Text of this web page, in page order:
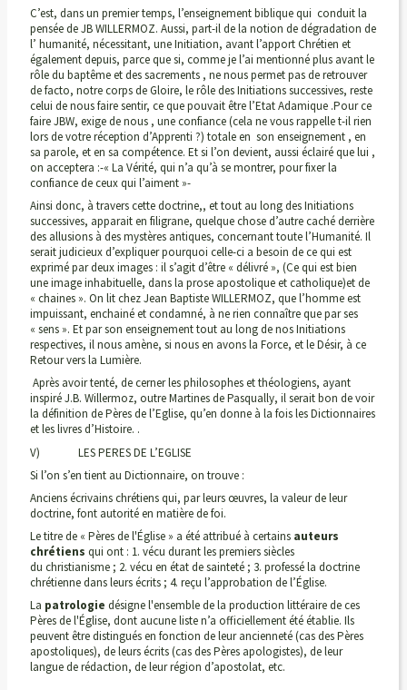
C’est, dans un premier temps, l’enseignement biblique qui conduit la
pensée de JB WILLERMOZ. Aussi, part-il de la notion de dégradation de
l’ humanité, nécessitant, une Initiation, avant l’apport Chrétien et
également depuis, parce que si, comme je l’ai mentionné plus avant le
rôle du baptême et des sacrements , ne nous permet pas de retrouver
de facto, notre corps de Gloire, le rôle des Initiations successives, reste
celui de nous faire sentir, ce que pouvait être l’Etat Adamique .Pour ce
faire JBW, exige de nous , une confiance (cela ne vous rappelle t-il rien
lors de votre réception d’Apprenti ?) totale en son enseignement , en
sa parole, et en sa compétence. Et si l’on devient, aussi éclairé que lui ,
on acceptera :-« La Vérité, qui n’a qu’à se montrer, pour fixer la
confiance de ceux qui l’aiment »-
Ainsi donc, à travers cette doctrine,, et tout au long des Initiations
successives, apparait en filigrane, quelque chose d’autre caché derrière
des allusions à des mystères antiques, concernant toute l’Humanité. Il
serait judicieux d’expliquer pourquoi celle-ci a besoin de ce qui est
exprimé par deux images : il s’agit d’être « délivré », (Ce qui est bien
une image inhabituelle, dans la prose apostolique et catholique)et de
« chaines ». On lit chez Jean Baptiste WILLERMOZ, que l’homme est
impuissant, enchainé et condamné, à ne rien connaître que par ses
« sens ». Et par son enseignement tout au long de nos Initiations
respectives, il nous amène, si nous en avons la Force, et le Désir, à ce
Retour vers la Lumière.
Après avoir tenté, de cerner les philosophes et théologiens, ayant
inspiré J.B. Willermoz, outre Martines de Pasqually, il serait bon de voir
la définition de Pères de l’Eglise, qu’en donne à la fois les Dictionnaires
et les livres d’Histoire. .
V) LES PERES DE L’EGLISE
Si l’on s’en tient au Dictionnaire, on trouve :
Anciens écrivains chrétiens qui, par leurs œuvres, la valeur de leur
doctrine, font autorité en matière de foi.
Le titre de « Pères de l'Église » a été attribué à certains auteurs
chrétiens qui ont : 1. vécu durant les premiers siècles
du christianisme ; 2. vécu en état de sainteté ; 3. professé la doctrine
chrétienne dans leurs écrits ; 4. reçu l’approbation de l’Église.
La patrologie désigne l'ensemble de la production littéraire de ces
Pères de l'Église, dont aucune liste n’a officiellement été établie. Ils
peuvent être distingués en fonction de leur ancienneté (cas des Pères
apostoliques), de leurs écrits (cas des Pères apologistes), de leur
langue de rédaction, de leur région d’apostolat, etc.